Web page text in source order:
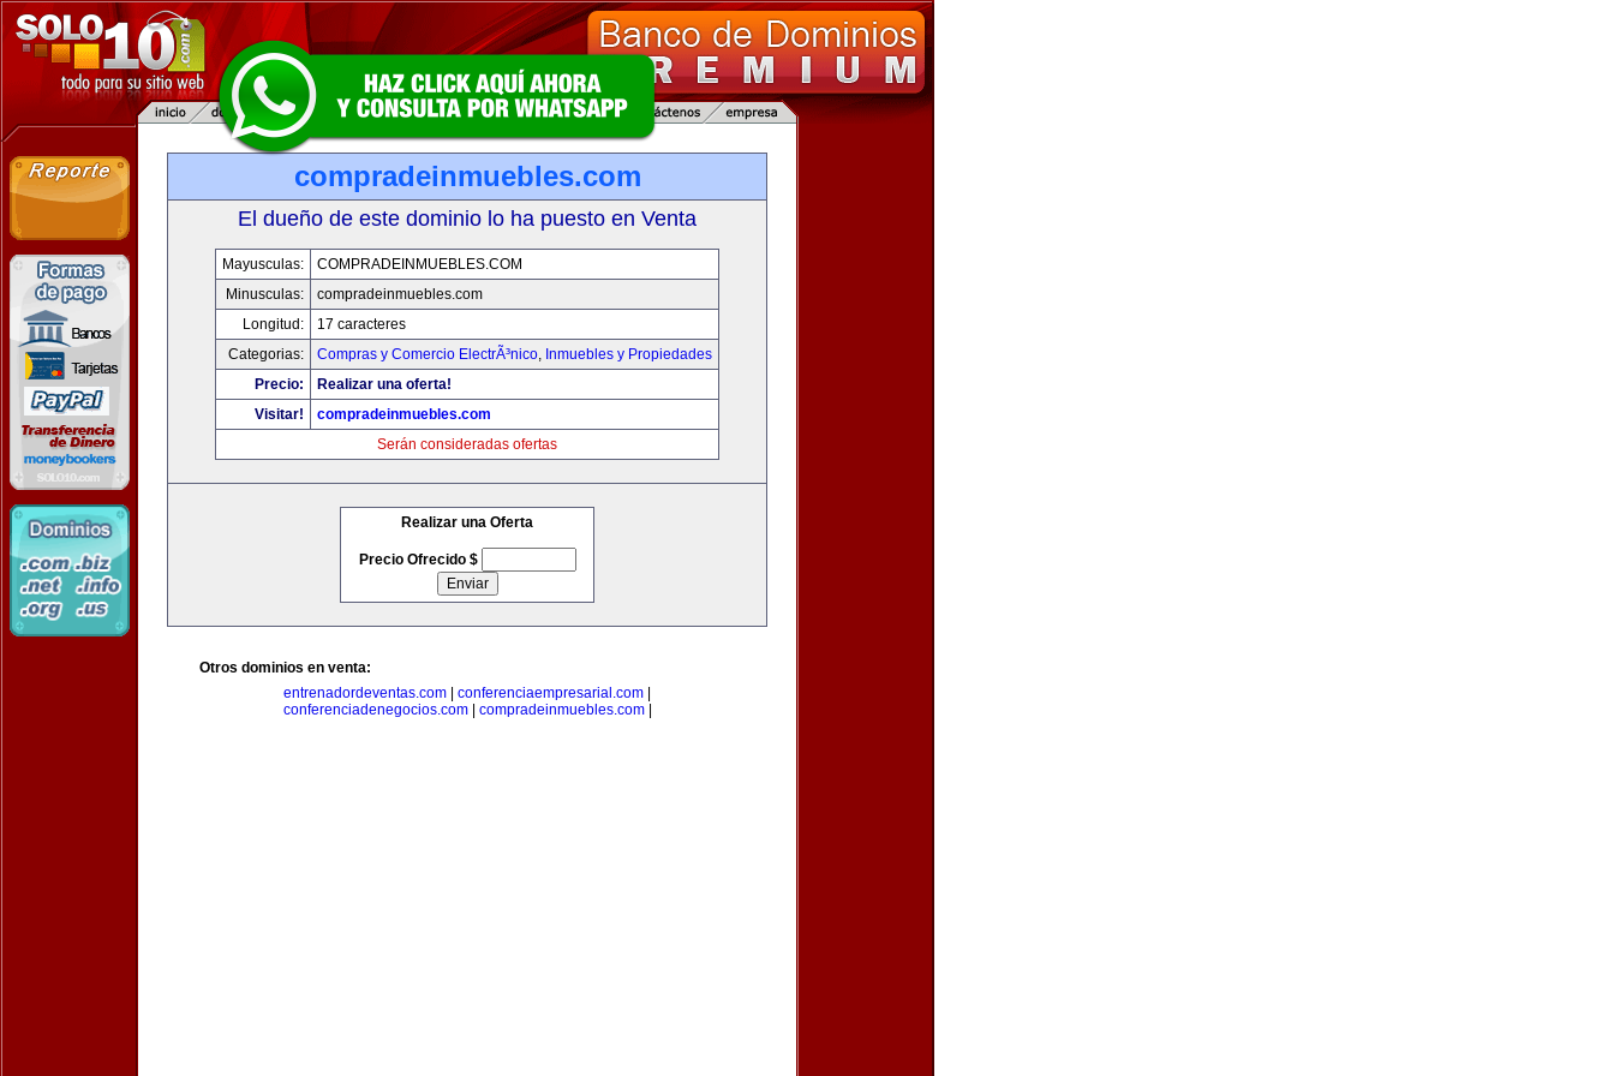
compradeinmuebles.com
El dueño de este dominio lo ha puesto en Venta
Mayusculas:
COMPRADEINMUEBLES.COM
Minusculas:
compradeinmuebles.com
Longitud:
17 caracteres
Categorias:
Compras y Comercio ElectrÃ³nico, Inmuebles y Propiedades
Precio:
Realizar una oferta!
Visitar!
compradeinmuebles.com
Serán consideradas ofertas
Realizar una Oferta
Precio Ofrecido $
Otros dominios en venta:
entrenadordeventas.com
conferenciaempresarial.com
conferenciadenegocios.com| compradeinmuebles.com|